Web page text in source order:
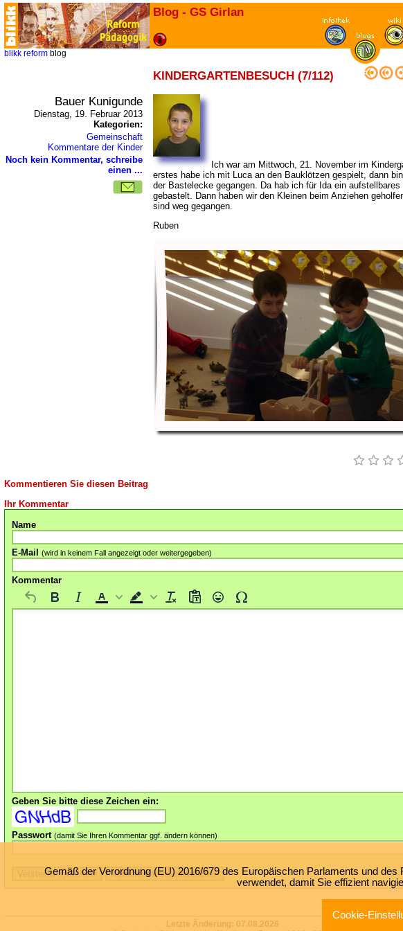
Blog - GS Girlan
blikk reform blog
KINDERGARTENBESUCH (7/112)
Bauer Kunigunde
Dienstag, 19. Februar 2013
Kategorien:
Gemeinschaft
Kommentare der Kinder
Noch kein Kommentar, schreibe
einen ...
Ich war am Mittwoch, 21. November im
erstes habe ich mit Luca an den Bauklötzen gespielt, dann
der Bastelecke gegangen. Da hab ich für Ida ein aufstellbares
gebastelt. Dann haben wir den Kleinen beim Anziehen
sind weg gegangen.
Ruben
Kommentieren Sie diesen Beitrag
Ihr Kommentar
Name
E-Mail (wird in keinem Fall angezeigt oder weitergegeben)
Kommentar
Geben Sie bitte diese Zeichen ein:
Passwort (damit Sie Ihren Kommentar ggf. ändern können)
Letzte Änderung:
07.08.2026
Gemäß der Verordnung (EU) 2016/679 des Europäischen Parlaments und
verwendet, damit Sie effizient
Cookie-